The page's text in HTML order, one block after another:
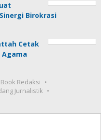
Birokrasi
Cetak
Agama
Book Redaksi
Jurnalistik